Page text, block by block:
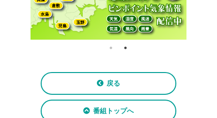
戻る
番組トップへ